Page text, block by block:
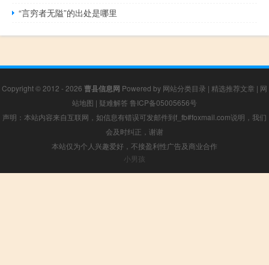
“言穷者无隘”的出处是哪里
Copyright © 2012 - 2026 曹县信息网 Powered by 网站分类目录 | 精选推荐文章 | 网
站地图 | 疑难解答 鲁ICP备05005656号
声明：本站内容来自互联网，如信息有错误可发邮件到f_fb#foxmail.com说明，我们
会及时纠正，谢谢
本站仅为个人兴趣爱好，不接盈利性广告及商业合作
小男孩